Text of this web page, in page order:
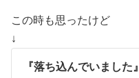
この時も思ったけど
↓
『落ち込んでいました』